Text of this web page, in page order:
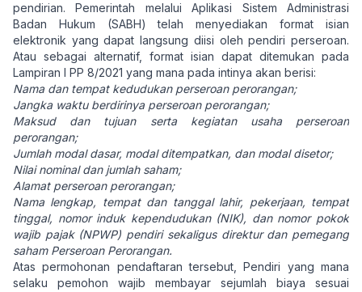
pendirian. Pemerintah melalui Aplikasi Sistem Administrasi
Badan Hukum (SABH) telah menyediakan format isian
elektronik yang dapat langsung diisi oleh pendiri perseroan.
Atau sebagai alternatif, format isian dapat ditemukan pada
Lampiran I PP 8/2021 yang mana pada intinya akan berisi:
Nama dan tempat kedudukan perseroan perorangan;
Jangka waktu berdirinya perseroan perorangan;
Maksud dan tujuan serta kegiatan usaha perseroan
perorangan;
Jumlah modal dasar, modal ditempatkan, dan modal disetor;
Nilai nominal dan jumlah saham;
Alamat perseroan perorangan;
Nama lengkap, tempat dan tanggal lahir, pekerjaan, tempat
tinggal, nomor induk kependudukan (NIK), dan nomor pokok
wajib pajak (NPWP) pendiri sekaligus direktur dan pemegang
saham Perseroan Perorangan.
Atas permohonan pendaftaran tersebut, Pendiri yang mana
selaku pemohon wajib membayar sejumlah biaya sesuai